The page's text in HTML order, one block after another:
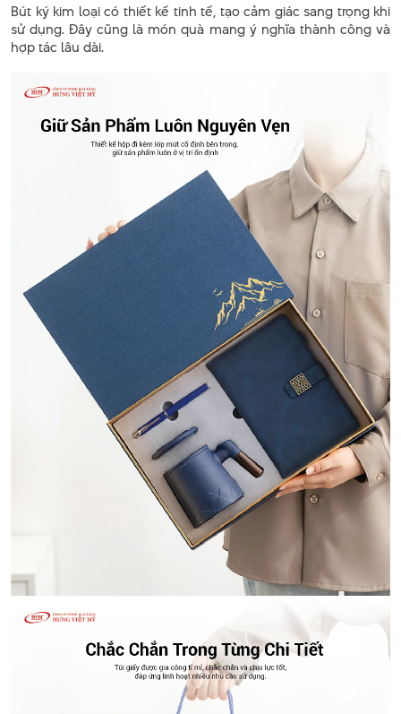
Bút ký kim loại có thiết kế tinh tế, tạo cảm giác sang trọng khi
sử dụng. Đây cũng là món quà mang ý nghĩa thành công và
hợp tác lâu dài.